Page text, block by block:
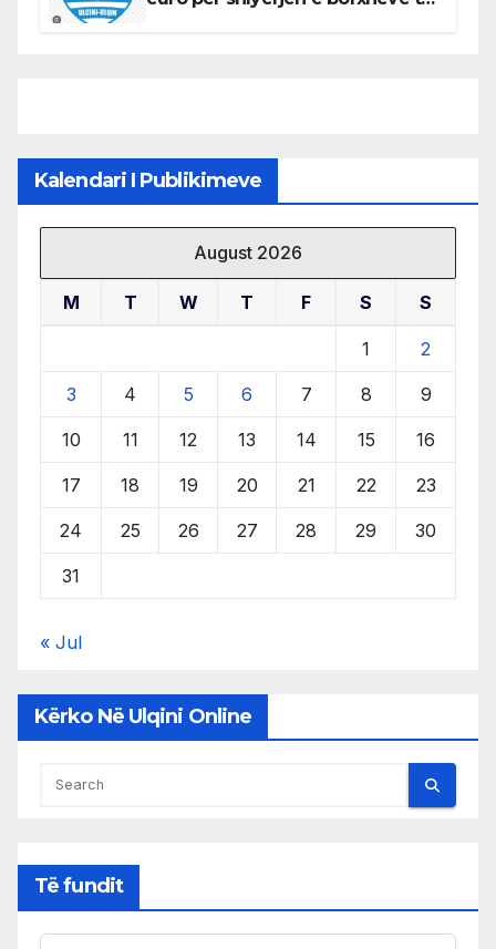
Kalendari I Publikimeve
August 2026
M T W T F S S
1 2
3 4 5 6 7 8 9
10 11 12 13 14 15 16
17 18 19 20 21 22 23
24 25 26 27 28 29 30
31
« Jul
Kërko Në Ulqini Online
Të fundit